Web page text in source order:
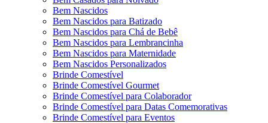
Bem Nascidos
Bem Nascidos para Batizado
Bem Nascidos para Chá de Bebê
Bem Nascidos para Lembrancinha
Bem Nascidos para Maternidade
Bem Nascidos Personalizados
Brinde Comestível
Brinde Comestível Gourmet
Brinde Comestível para Colaborador
Brinde Comestível para Datas Comemorativas
Brinde Comestível para Eventos